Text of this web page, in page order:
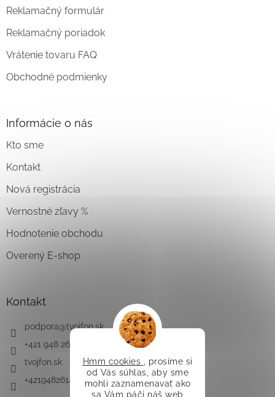
Hmm cookies
, prosíme si
od Vás súhlas, aby sme
mohli zaznamenavať ako
sa Vám páči náš web
Reklamačný formulár
Reklamačný poriadok
Vrátenie tovaru FAQ
Obchodné podmienky
Informácie o nás
Kto sme
Kontakt
Nová registrácia
Vernostné zľavy %
Hodnotenie obchodu
Overený E-shop
Kontakt
podpora@tvojfon.sk
+421 948 261 491
tvojfon.sk
+421948261491